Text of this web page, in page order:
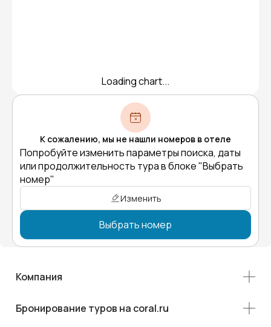
Loading chart...
К сожалению, мы не нашли номеров в отеле
Попробуйте изменить параметры поиска, даты
или продолжительность тура в блоке "Выбрать
номер"
Изменить
Выбрать номер
Компания
Бронирование туров на coral.ru